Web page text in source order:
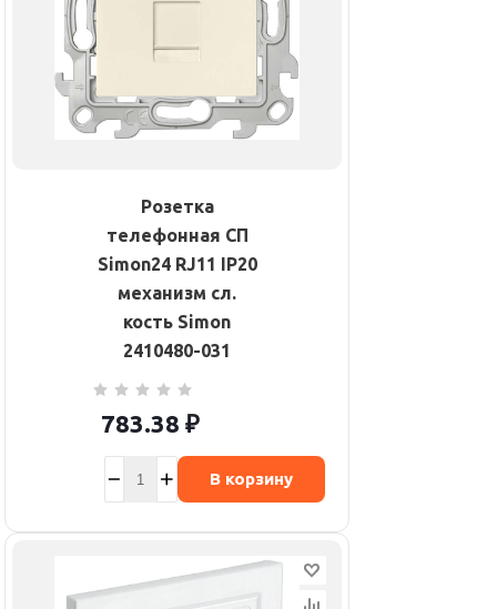
Розетка
телефонная СП
Simon24 RJ11 IP20
механизм сл.
кость Simon
2410480-031
783.38 ₽
В корзину